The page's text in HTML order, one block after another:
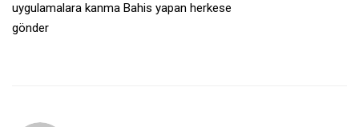
uygulamalara kanma Bahis yapan herkese
gönder